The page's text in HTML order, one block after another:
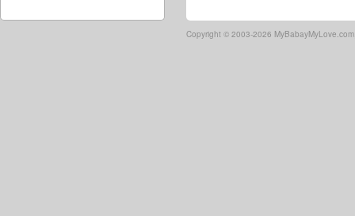
Copyright © 2003-2026